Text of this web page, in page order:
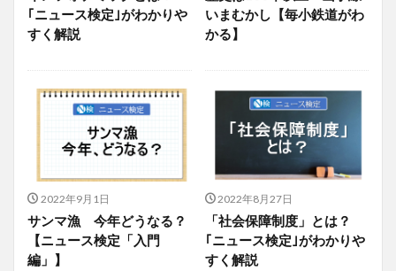
｢ニュース検定｣がわかりや
すく解説
いまむかし【毎小鉄道がわ
かる】
2022年9月1日
サンマ漁 今年どうなる？
【ニュース検定「入門
編」】
2022年8月27日
「社会保障制度」とは？
｢ニュース検定｣がわかりや
すく解説